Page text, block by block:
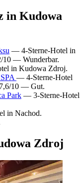
in Kudowa
— 4-Sterne-Hotel in
10 — Wunderbar.
in Kudowa Zdroj.
— 4-Sterne-Hotel
10 — Gut.
Park — 3-Sterne-Hotel
in Nachod.
Zdroj